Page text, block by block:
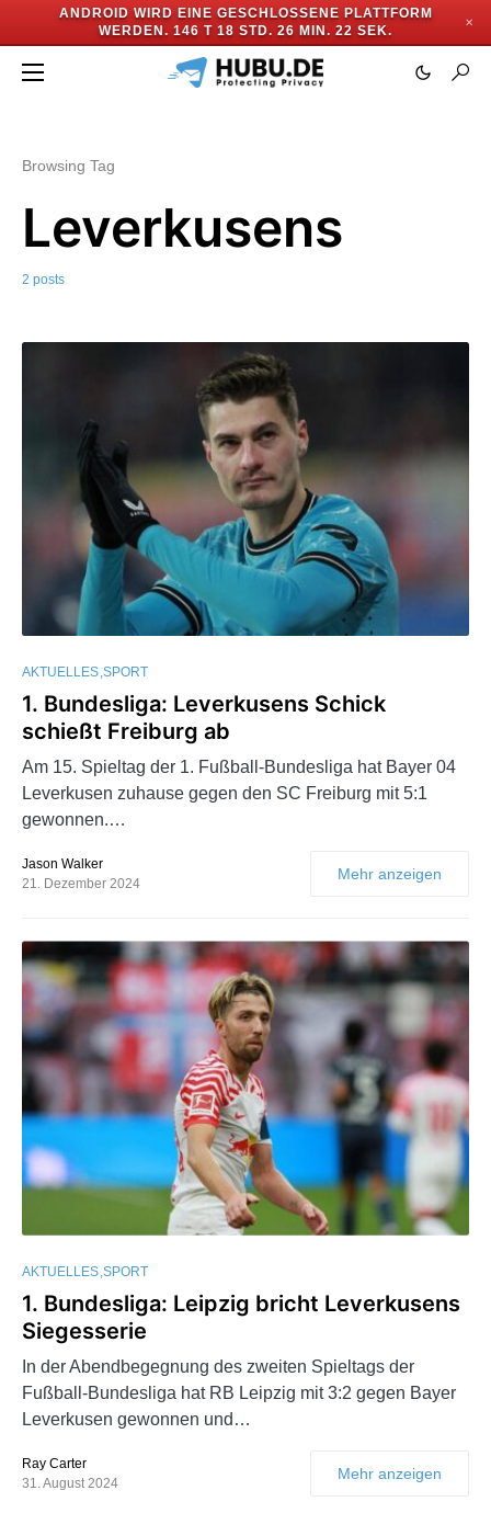
ANDROID WIRD EINE GESCHLOSSENE PLATTFORM
WERDEN. 146 T 18 STD. 26 MIN. 21 SEK.
✕
Browsing Tag
Leverkusens
2 posts
AKTUELLES SPORT
1. Bundesliga: Leverkusens Schick
schießt Freiburg ab
Am 15. Spieltag der 1. Fußball-Bundesliga hat Bayer 04
Leverkusen zuhause gegen den SC Freiburg mit 5:1
gewonnen.…
Jason Walker
21. Dezember 2024
Mehr anzeigen
AKTUELLES SPORT
1. Bundesliga: Leipzig bricht Leverkusens
Siegesserie
In der Abendbegegnung des zweiten Spieltags der
Fußball-Bundesliga hat RB Leipzig mit 3:2 gegen Bayer
Leverkusen gewonnen und…
Ray Carter
31. August 2024
Mehr anzeigen